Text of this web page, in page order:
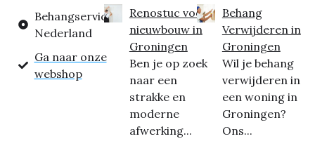
Behangservice
Nederland
Ga naar onze
webshop
Renostuc voor
nieuwbouw in
Groningen
Ben je op zoek
naar een
strakke en
moderne
afwerking...
Behang
Verwijderen in
Groningen
Wil je behang
verwijderen in
een woning in
Groningen?
Ons...